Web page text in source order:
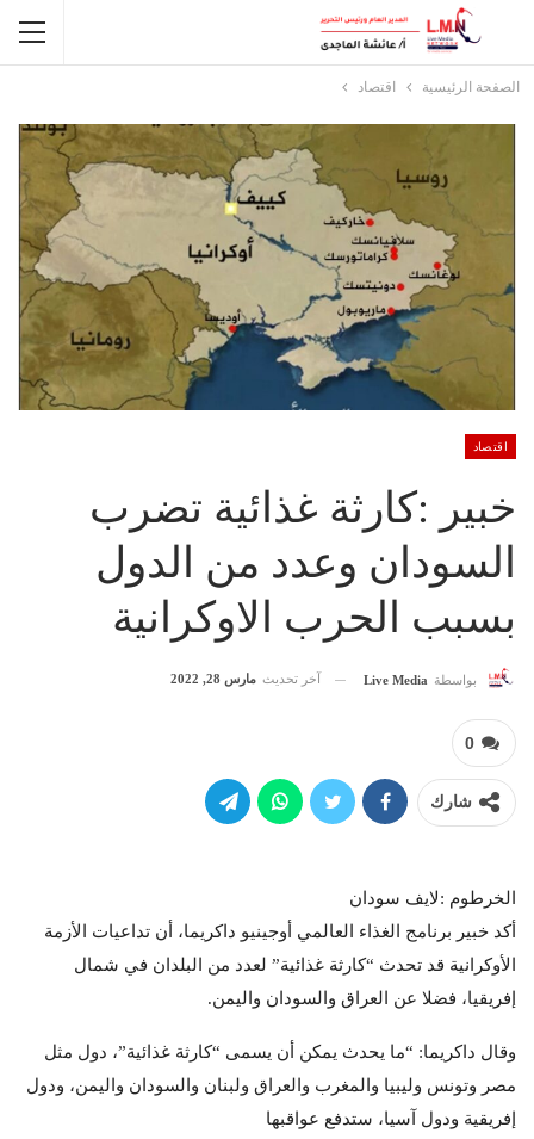
الصفحة الرئيسية اقتصاد
اقتصاد
خبير :كارثة غذائية تضرب
السودان وعدد من الدول
بسبب الحرب الاوكرانية
بواسطة Live Media آخر تحديث مارس 28, 2022
0
شارك
الخرطوم :لايف سودان
أكد خبير برنامج الغذاء العالمي أوجينيو داكريما، أن تداعيات الأزمة
الأوكرانية قد تحدث “كارثة غذائية” لعدد من البلدان في شمال
إفريقيا، فضلا عن العراق والسودان واليمن.
وقال داكريما: “ما يحدث يمكن أن يسمى “كارثة غذائية”، دول مثل
مصر وتونس وليبيا والمغرب والعراق ولبنان والسودان واليمن، ودول
إفريقية ودول آسيا، ستدفع عواقبها